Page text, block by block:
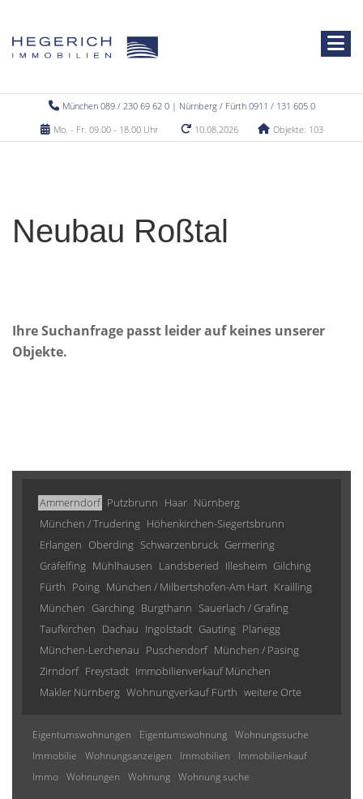
München 089 / 230 69 62 0 | Nürnberg / Fürth 0911 / 131 605 0
Mo. - Fr. 09.00 - 18.00 Uhr
10.08.2026 Objekte: 103
Neubau Roßtal
Ihre Suchanfrage passt leider auf keines unserer
Objekte.
Ammerndorf Putzbrunn Haar Nürnberg
München / Trudering Höhenkirchen-Siegertsbrunn
Erlangen Oberding Schwarzenbruck Germering
Gräfelfing Mühlhausen Landsberied Illesheim Gilching
Fürth Poing München / Milbertshofen-Am Hart Krailling
München Garching Burgthann Sauerlach / Grafing
Taufkirchen Dachau Ingolstadt Gauting Planegg
München-Lerchenau Puschendorf München / Pasing
Zirndorf Freystadt Immobilienverkauf München
Makler Nürnberg Wohnungverkauf Fürth weitere Orte
Eigentumswohnungen Eigentumswohnung Wohnungssuche
Immobilie
Wohnungsanzeigen Immobilien
Immobilienkauf
Immo Wohnungen Wohnung Wohnung suche